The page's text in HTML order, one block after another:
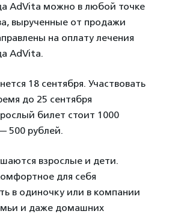
AdVita можно в любой точке
вырученные от продажи
на оплату лечения
AdVita.
18 сентября. Участвовать
до 25 сентября
билет стоит 1000
500 рублей.
взрослые и дети.
для себя
в одиночку или в компании
и даже домашних